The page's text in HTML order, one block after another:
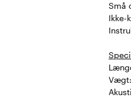
Små
Ikke-
Vægt: